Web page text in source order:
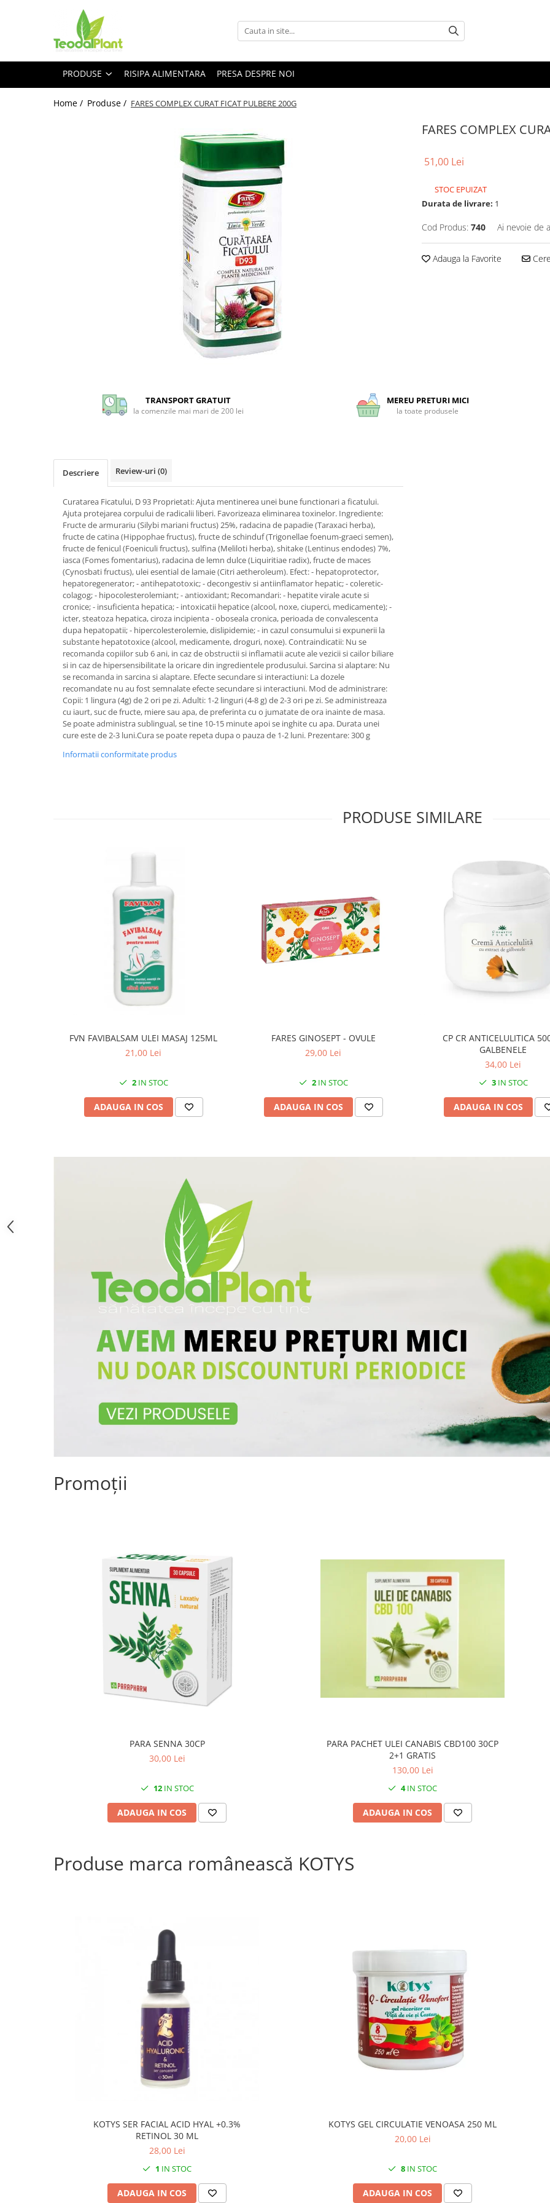
Produse
ANTIINFLAMATOARE
SUPLIMENTE TONICE
SUPLIMENTE SOMN DEPRESIE
RESPIRATOR ANTIVIRAL
SUPLIMENTE ANTIOXIDANȚI-
ANTITUMORAL
SUPLIMENTE URO-GENITAL
SUPLIMENTE DETOXIFIERE
ANTIPARAZITARE
SUPLIMENTE STOMAC- DIGESTIE-
SUPLIMENTE IMUNITATE
COSMETICE FAȚĂ
CREME CORP-MASAJ-MAINI -
FOOD SEMINȚE- OLEAGINOASE
GEMODERIVATE
CREME AFECTIUNI PIELE
SUPOZITOARE
PRODUSE RISIPA ALIMENTARA PRESA DESPRE NOI
Home / Produse / FARES COMPLEX CURAT FICAT PULBERE 200G
FARES COMPLEX
Facebook
51,00 Lei
STOC EPUIZAT
Durata de livrare: 1
Cod Produs: 740 Ai nevoie de
Adauga la Favorite
TRANSPORT GRATUIT
la comenzile mai mari de 200 lei
MEREU PRETURI MICI
la toate produsele
Descriere Review-uri (0)
Curatarea Ficatului, D 93 Proprietati: Ajuta mentinerea unei bune functionari a ficatului.
Ajuta protejarea corpului de radicalii liberi. Favorizeaza eliminarea toxinelor. Ingrediente:
Fructe de armurariu (Silybi mariani fructus) 25%, radacina de papadie (Taraxaci herba),
fructe de catina (Hippophae fructus), fructe de schinduf (Trigonellae foenum-graeci semen),
fructe de fenicul (Foeniculi fructus), sulfina (Meliloti herba), shitake (Lentinus endodes) 7%,
iasca (Fomes fomentarius), radacina de lemn dulce (Liquiritiae radix), fructe de maces
(Cynosbati fructus), ulei esential de lamaie (Citri aetheroleum). Efect: - hepatoprotector,
hepatoregenerator; - antihepatotoxic; - decongestiv si antiinflamator hepatic; - coleretic-
colagog; - hipocolesterolemiant; - antioxidant; Recomandari: - hepatite virale acute si
cronice; - insuficienta hepatica; - intoxicatii hepatice (alcool, noxe, ciuperci, medicamente); -
icter, steatoza hepatica, ciroza incipienta - oboseala cronica, perioada de convalescenta
dupa hepatopatii; - hipercolesterolemie, dislipidemie; - in cazul consumului si expunerii la
substante hepatotoxice (alcool, medicamente, droguri, noxe). Contraindicatii: Nu se
recomanda copiilor sub 6 ani, in caz de obstructii si inflamatii acute ale vezicii si cailor biliare
si in caz de hipersensibilitate la oricare din ingredientele produsului. Sarcina si alaptare: Nu
se recomanda in sarcina si alaptare. Efecte secundare si interactiuni: La dozele
recomandate nu au fost semnalate efecte secundare si interactiuni. Mod de administrare:
Copii: 1 lingura (4g) de 2 ori pe zi. Adulti: 1-2 linguri (4-8 g) de 2-3 ori pe zi. Se administreaza
cu iaurt, suc de fructe, miere sau apa, de preferinta cu o jumatate de ora inainte de masa.
Se poate administra sublingual, se tine 10-15 minute apoi se inghite cu apa. Durata unei
cure este de 2-3 luni.Cura se poate repeta dupa o pauza de 1-2 luni. Prezentare: 300 g
Informatii conformitate produs
PRODUSE SIMILARE
FVN FAVIBALSAM ULEI MASAJ 125ML
21,00 Lei
2IN STOC
ADAUGA IN COS
FARES GINOSEPT - OVULE
29,00 Lei
2IN STOC
ADAUGA IN COS
CP CR ANTICELULITICA
GALBENELE
34,00 Lei
3IN STOC
ADAUGA IN COS
Promoții
PARA SENNA 30CP
30,00 Lei
12IN STOC
ADAUGA IN COS
PARA PACHET ULEI CANABIS CBD100 30CP
2+1 GRATIS
130,00 Lei
4IN STOC
ADAUGA IN COS
Produse marca românească KOTYS
KOTYS SER FACIAL ACID HYAL +0.3%
RETINOL 30 ML
28,00 Lei
1 IN STOC
ADAUGA IN COS
KOTYS GEL CIRCULATIE VENOASA 250 ML
20,00 Lei
8 IN STOC
ADAUGA IN COS